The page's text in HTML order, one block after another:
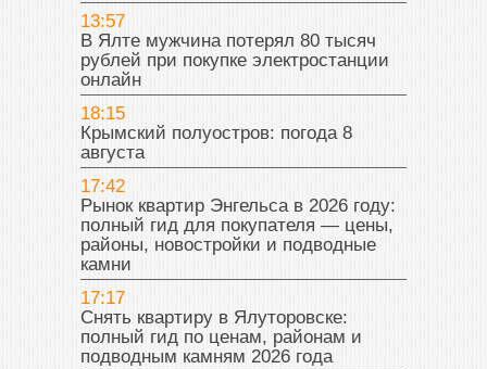
13:57
В Ялте мужчина потерял 80 тысяч
рублей при покупке электростанции
онлайн
18:15
Крымский полуостров: погода 8
августа
17:42
Рынок квартир Энгельса в 2026 году:
полный гид для покупателя — цены,
районы, новостройки и подводные
камни
17:17
Снять квартиру в Ялуторовске:
полный гид по ценам, районам и
подводным камням 2026 года